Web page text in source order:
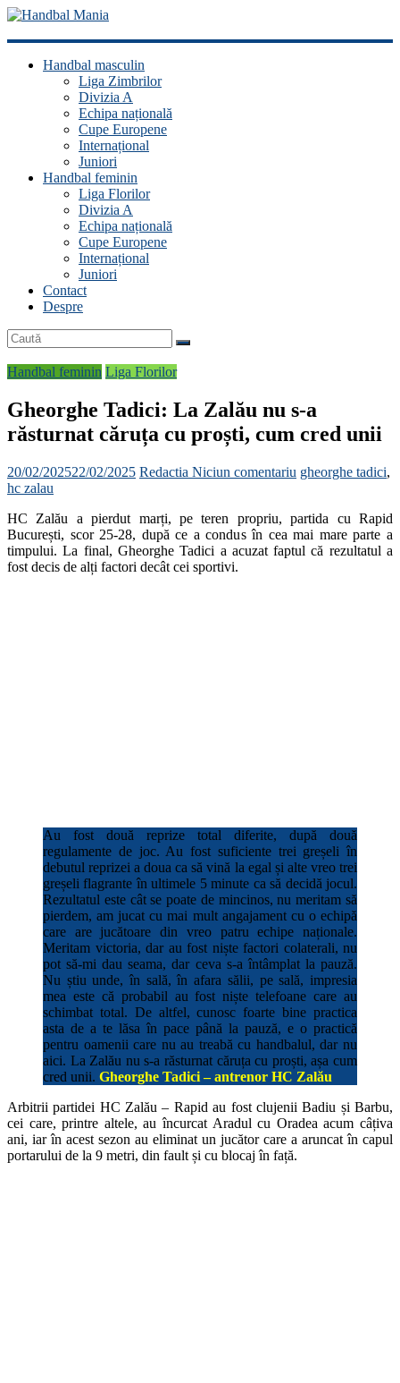
Handbal
ManiaHandbal masculin
Liga Zimbrilor
Divizia A
Echipa națională
Cupe Europene
Internațional
Juniori
Handbal feminin
Liga Florilor
Divizia A
Echipa națională
Cupe Europene
Internațional
Juniori
Contact
Despre
Handbal feminin Liga Florilor
Gheorghe Tadici: La Zalău nu s-a
răsturnat căruța cu proști, cum cred unii
20/02/202522/02/2025 Redactia Niciun comentariu gheorghe tadici,
hc zalau
HC Zalău a pierdut marți, pe teren propriu, partida cu Rapid
București, scor 25-28, după ce a condus în cea mai mare parte a
timpului. La final, Gheorghe Tadici a acuzat faptul că rezultatul a
fost decis de alți factori decât cei sportivi.
Au fost două reprize total diferite, după două
regulamente de joc. Au fost suficiente trei greșeli în
debutul reprizei a doua ca să vină la egal și alte vreo trei
greșeli flagrante în ultimele 5 minute ca să decidă jocul.
Rezultatul este cât se poate de mincinos, nu meritam să
pierdem, am jucat cu mai mult angajament cu o echipă
care are jucătoare din vreo patru echipe naționale.
Meritam victoria, dar au fost niște factori colaterali, nu
pot să-mi dau seama, dar ceva s-a întâmplat la pauză.
Nu știu unde, în sală, în afara sălii, pe sală, impresia
mea este că probabil au fost niște telefoane care au
schimbat total. De altfel, cunosc foarte bine practica
asta de a te lăsa în pace până la pauză, e o practică
pentru oamenii care nu au treabă cu handbalul, dar nu
aici. La Zalău nu s-a răsturnat căruța cu proști, așa cum
cred unii. Gheorghe Tadici – antrenor HC Zalău
Arbitrii partidei HC Zalău – Rapid au fost clujenii Badiu și Barbu,
cei care, printre altele, au încurcat Aradul cu Oradea acum câțiva
ani, iar în acest sezon au eliminat un jucător care a aruncat în capul
portarului de la 9 metri, din fault și cu blocaj în față.